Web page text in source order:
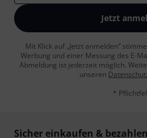
Jetzt
Mit Klick auf „Jetzt anmelden“
Werbung und einer Messung des E-
Abmeldung ist jederzeit möglich.
unseren
*
Sicher einkaufen & bezahlen